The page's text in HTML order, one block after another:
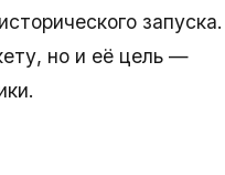
запуска.
но и её цель —